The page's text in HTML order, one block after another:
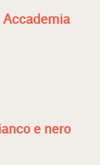
Accademia
e nero